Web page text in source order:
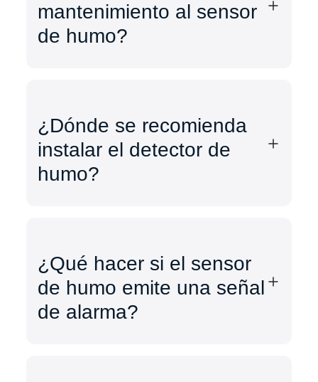
mantenimiento al sensor
de humo?
¿Dónde se recomienda
instalar el detector de
humo?
¿Qué hacer si el sensor
de humo emite una señal
de alarma?